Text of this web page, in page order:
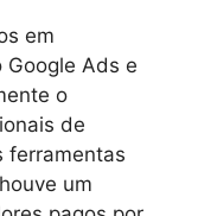
em
Ads e
o
de
ferramentas
um